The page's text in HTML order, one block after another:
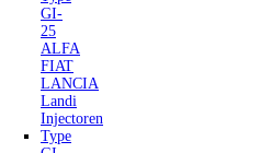
GI-
25
ALFA
FIAT
LANCIA
Landi
Injectoren
Type